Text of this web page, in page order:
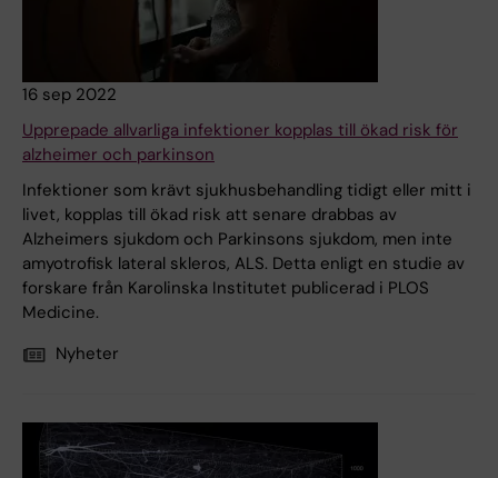
16 sep 2022
Upprepade allvarliga infektioner kopplas till ökad risk för
alzheimer och parkinson
Infektioner som krävt sjukhusbehandling tidigt eller mitt i
livet, kopplas till ökad risk att senare drabbas av
Alzheimers sjukdom och Parkinsons sjukdom, men inte
amyotrofisk lateral skleros, ALS. Detta enligt en studie av
forskare från Karolinska Institutet publicerad i PLOS
Medicine.
Nyheter